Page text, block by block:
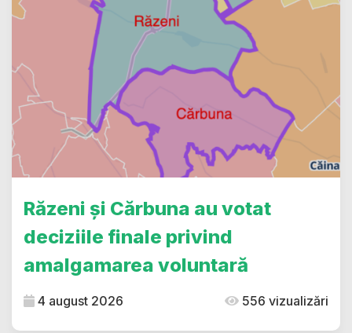
Răzeni și Cărbuna au votat
deciziile finale privind
amalgamarea voluntară
4 august 2026 556 vizualizări